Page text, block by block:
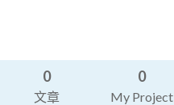
0
文章
0
My Project